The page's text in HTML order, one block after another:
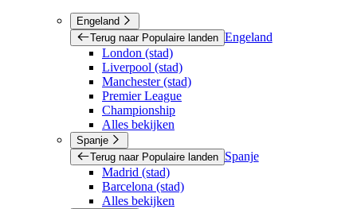
Engeland
Terug naar Populaire landen Engeland
London (stad)
Liverpool (stad)
Manchester (stad)
Premier League
Championship
Alles bekijken
Spanje
Terug naar Populaire landen
Spanje
Madrid (stad)
Barcelona (stad)
Alles bekijken